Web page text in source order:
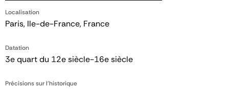
Localisation
Paris, Ile-de-France, France
Datation
3e quart du 12e siècle-16e siècle
Précisions sur l'historique